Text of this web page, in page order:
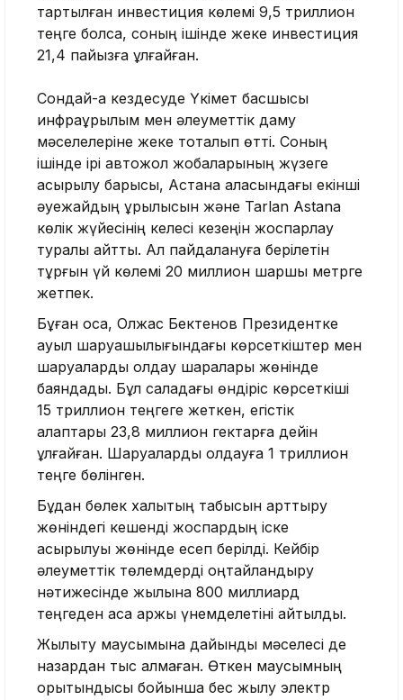
тартылған инвестиция көлемі 9,5 триллион
теңге болса, соның ішінде жеке инвестиция
21,4 пайызға ұлғайған.
Сондай-ақ кездесуде Үкімет басшысы
инфрақұрылым мен әлеуметтік даму
мәселелеріне жеке тоқталып өтті. Соның
ішінде ірі автожол жобаларының жүзеге
асырылу барысы, Астана қаласындағы екінші
әуежайдың құрылысын және Tarlan Astana
көлік жүйесінің келесі кезеңін жоспарлау
туралы айтты. Ал пайдалануға берілетін
тұрғын үй көлемі 20 миллион шаршы метрге
жетпек.
Бұған қоса, Олжас Бектенов Президентке
ауыл шаруашылығындағы көрсеткіштер мен
шаруаларды қолдау шаралары жөнінде
баяндады. Бұл саладағы өндіріс көрсеткіші
15 триллион теңгеге жеткен, егістік
алқаптары 23,8 миллион гектарға дейін
ұлғайған. Шаруаларды қолдауға 1 триллион
теңге бөлінген.
Бұдан бөлек халықтың табысын арттыру
жөніндегі кешенді жоспардың іске
асырылуы жөнінде есеп берілді. Кейбір
әлеуметтік төлемдерді оңтайландыру
нәтижесінде жылына 800 миллиард
теңгеден аса қаржы үнемделетіні айтылды.
Жылыту маусымына дайындық мәселесі де
назардан тыс қалмаған. Өткен маусымның
қорытындысы бойынша бес жылу электр